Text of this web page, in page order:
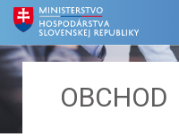
OBCHOD